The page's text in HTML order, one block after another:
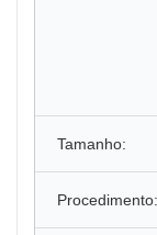
Tamanho:
Procedimento: